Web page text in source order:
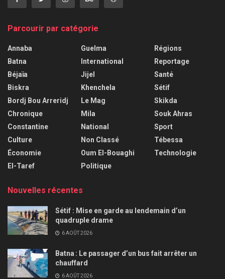
Parcourir par catégorie
Annaba
Batna
Béjaïa
Biskra
Bordj Bou Arreridj
Chronique
Constantine
Culture
Économie
El-Taref
Guelma
International
Jijel
Khenchela
Le Mag
Mila
National
Non Classé
Oum El-Bouaghi
Politique
Régions
Reportage
Santé
Sétif
Skikda
Souk Ahras
Sport
Tébessa
Technologie
Nouvelles récentes
Sétif : Mise en garde au lendemain d’un
quadruple drame
6 AOÛT 2026
Batna : Le passager d’un bus fait arrêter un
chauffard
6 AOÛT 2026